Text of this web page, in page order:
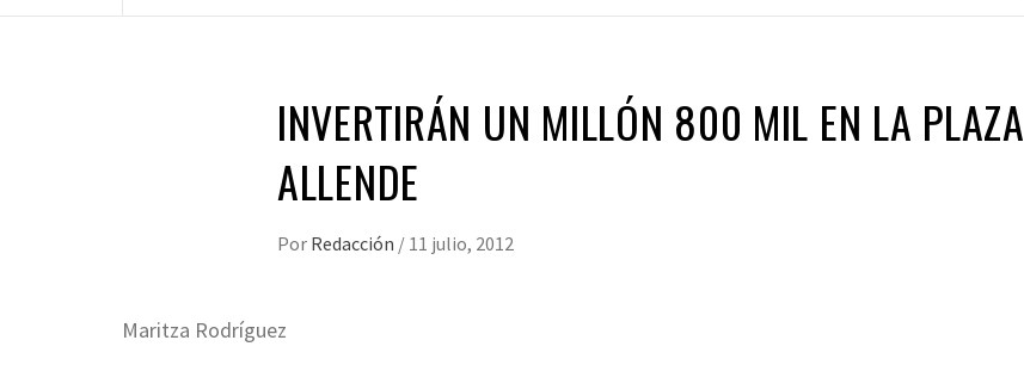
INVERTIRÁN UN MILLÓN 800 MIL EN LA PLAZA
ALLENDE
Por Redacción / 11 julio, 2012
Maritza Rodríguez